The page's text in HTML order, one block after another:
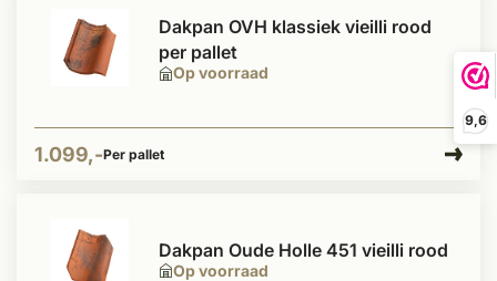
9,6
Op voorraad
Dakpan OVH klassiek vieilli rood
per pallet
1.099,-Per pallet
Op voorraad
Dakpan Oude Holle 451 vieilli rood